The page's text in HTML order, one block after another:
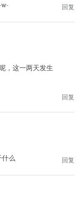
回复
，这一两天发生
回复
什么 回复